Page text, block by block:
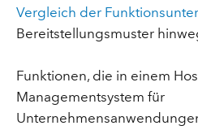
Vergleich der
Bereitstellungsmuster
Funktionen, die in einem
Managementsystem für